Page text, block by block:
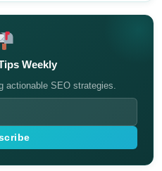
Weekly
actionable SEO strategies.